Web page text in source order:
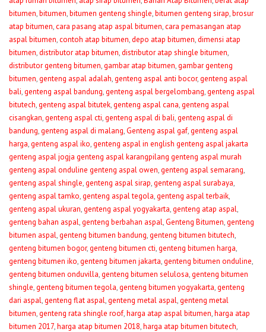
bitumen,bitumen,bitumen genteng shingle,bitumen genteng sirap,brosur
atap bitumen,cara pasang atap aspal bitumen,cara pemasangan atap
aspal bitumen,contoh atap bitumen,depo atap bitumen,dimensi atap
bitumen,distributor atap bitumen,distributor atap shingle bitumen,
distributor genteng bitumen,gambar atap bitumen,gambar genteng
bitumen,genteng aspal adalah,genteng aspal anti bocor,genteng aspal
bali,genteng aspal bandung,genteng aspal bergelombang,genteng aspal
bitutech,genteng aspal bitutek,genteng aspal cana,genteng aspal
cisangkan,genteng aspal cti,genteng aspal di bali,genteng aspal di
bandung,genteng aspal di malang,Genteng aspal gaf,genteng aspal
harga,genteng aspal iko,genteng aspal in english genteng aspal jakarta
genteng aspal jogja genteng aspal karangpilang genteng aspal murah
genteng aspal onduline genteng aspal owen,genteng aspal semarang,
genteng aspal shingle,genteng aspal sirap,genteng aspal surabaya,
genteng aspal tamko,genteng aspal tegola,genteng aspal terbaik,
genteng aspal ukuran,genteng aspal yogyakarta,genteng atap aspal,
genteng bahan aspal,genteng berbahan aspal,Genteng Bitumen,genteng
bitumen aspal,genteng bitumen bandung,genteng bitumen bitutech,
genteng bitumen bogor,genteng bitumen cti,genteng bitumen harga,
genteng bitumen iko,genteng bitumen jakarta,genteng bitumen onduline,
genteng bitumen onduvilla,genteng bitumen selulosa,genteng bitumen
shingle,genteng bitumen tegola,genteng bitumen yogyakarta,genteng
dari aspal,genteng flat aspal,genteng metal aspal,genteng metal
bitumen,genteng rata shingle roof,harga atap aspal bitumen,harga atap
bitumen 2017,harga atap bitumen 2018,harga atap bitumen bitutech,